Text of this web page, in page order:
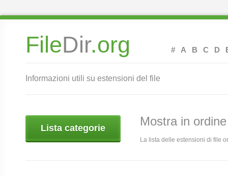
FileDir.org # A B C D
Informazioni utili su estensioni del file
Lista categorie Mostra in
La lista delle estensioni di file